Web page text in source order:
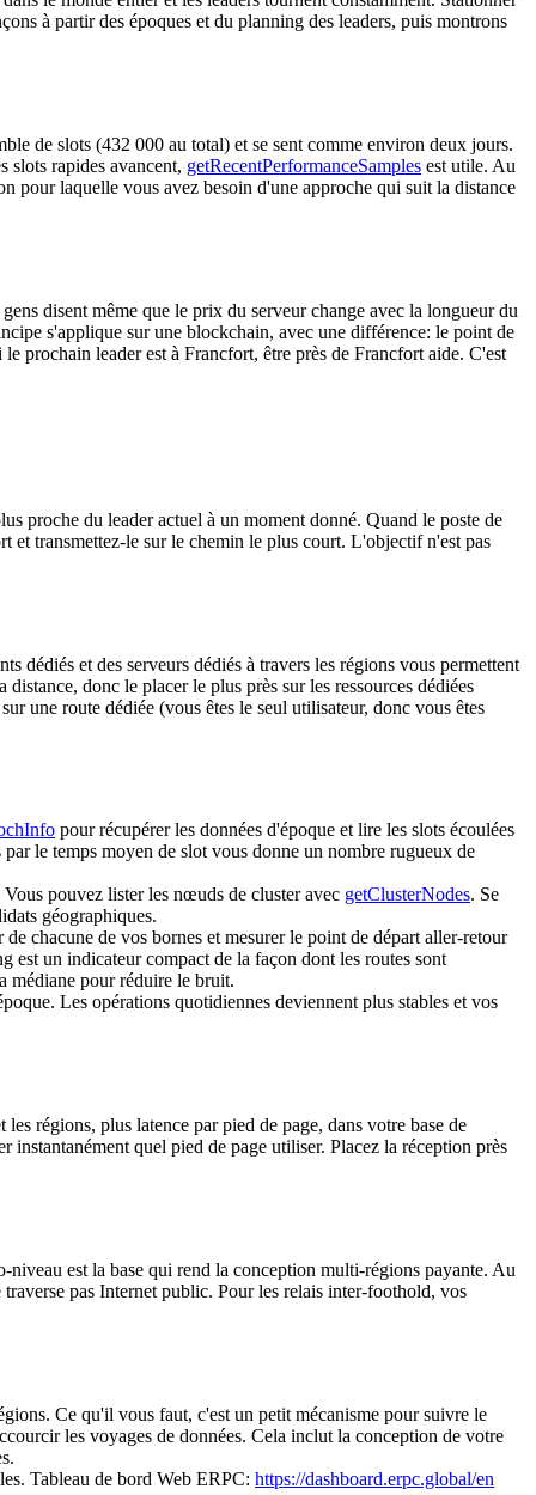
à partir des époques et du planning des leaders, puis montrons
de slots (432 000 au total) et se sent comme environ deux jours.
slots rapides avancent, getRecentPerformanceSamples est utile. Au
pour laquelle vous avez besoin d'une approche qui suit la distance
disent même que le prix du serveur change avec la longueur du
s'applique sur une blockchain, avec une différence: le point de
prochain leader est à Francfort, être près de Francfort aide. C'est
proche du leader actuel à un moment donné. Quand le poste de
transmettez-le sur le chemin le plus court. L'objectif n'est pas
dédiés et des serveurs dédiés à travers les régions vous permettent
donc le placer le plus près sur les ressources dédiées
une route dédiée (vous êtes le seul utilisateur, donc vous êtes
pour récupérer les données d'époque et lire les slots écoulées
le temps moyen de slot vous donne un nombre rugueux de
pouvez lister les nœuds de cluster avec getClusterNodes. Se
géographiques.
chacune de vos bornes et mesurer le point de départ aller-retour
est un indicateur compact de la façon dont les routes sont
médiane pour réduire le bruit.
Les opérations quotidiennes deviennent plus stables et vos
régions, plus latence par pied de page, dans votre base de
quel pied de page utiliser. Placez la réception près
est la base qui rend la conception multi-régions payante. Au
pas Internet public. Pour les relais inter-foothold, vos
Ce qu'il vous faut, c'est un petit mécanisme pour suivre le
les voyages de données. Cela inclut la conception de votre
Tableau de bord Web ERPC: https://dashboard.erpc.global/en